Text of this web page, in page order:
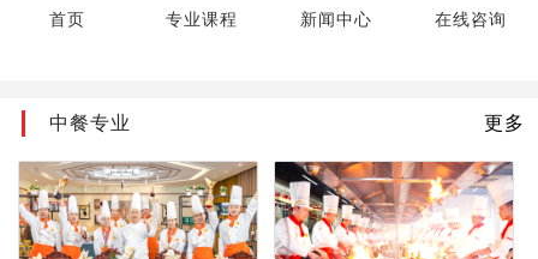
首页 专业课程 新闻中心 在线咨询
中餐专业 更多